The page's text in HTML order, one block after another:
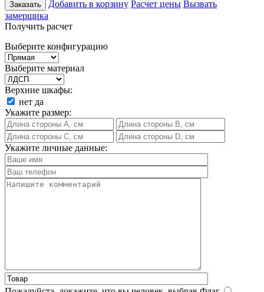
Заказать Добавить в корзину Расчет цены Вызвать
замерщика
Получить расчет
Выберите конфигурацию
Выберите материал
Верхние шкафы:
нет да
Укажите размер:
Укажите личные данные: